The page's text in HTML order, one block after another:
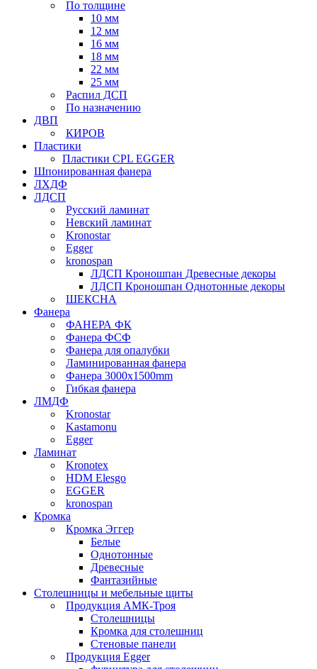
По толщине
10 мм
12 мм
16 мм
18 мм
22 мм
25 мм
Распил ДСП
По назначению
ДВП
КИРОВ
Пластики
Пластики CPL EGGER
Шпонированная фанера
ЛХДФ
ЛДСП
Русский ламинат
Невский ламинат
Kronostar
Egger
kronospan
ЛДСП Кроношпан Древесные декоры
ЛДСП Кроношпан Однотонные декоры
ШЕКСНА
Фанера
ФАНЕРА ФК
Фанера ФСФ
Фанера для опалубки
Ламинированная фанера
Фанера 3000х1500mm
Гибкая фанера
ЛМДФ
Kronostar
Kastamonu
Egger
Ламинат
Kronotex
HDM Elesgo
EGGER
kronospan
Кромка
Кромка Эггер
Белые
Однотонные
Древесные
Фантазийные
Столешницы и мебельные щиты
Продукция АМК-Троя
Столешницы
Кромка для столешниц
Стеновые панели
Продукция Egger